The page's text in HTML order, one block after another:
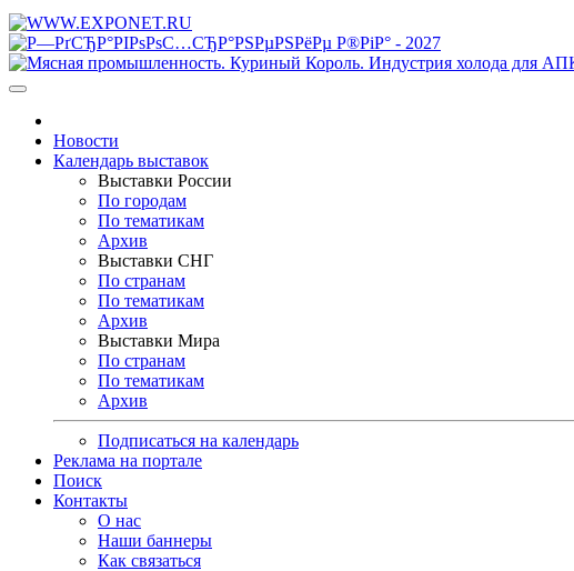
Новости
Календарь выставок
Выставки России
По городам
По тематикам
Архив
Выставки СНГ
По странам
По тематикам
Архив
Выставки Мира
По странам
По тематикам
Архив
Подписаться на календарь
Реклама на портале
Поиск
Контакты
О нас
Наши баннеры
Как связаться